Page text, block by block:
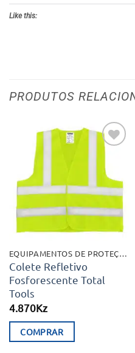
Like this:
PRODUTOS
aos meus
desejos
EQUIPAMENTOS DE PROTEÇÃO
Colete Refletivo
Fosforescente Total
Tools
4.870Kz
COMPRAR